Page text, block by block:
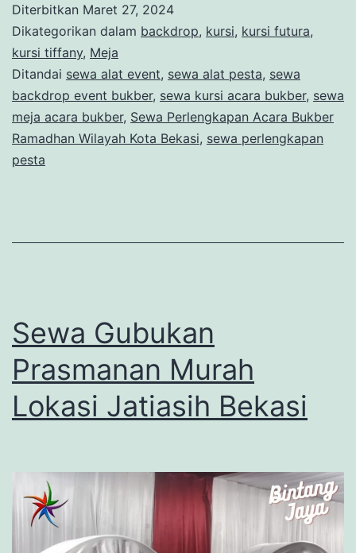
Bukber
Ramadhan
Wilayah
Kota
Bekasi
Diterbitkan Maret 27, 2024
Dikategorikan dalam backdrop, kursi, kursi futura,
kursi tiffany, Meja
Ditandai sewa alat event, sewa alat pesta, sewa
backdrop event bukber, sewa kursi acara bukber, sewa
meja acara bukber, Sewa Perlengkapan Acara Bukber
Ramadhan Wilayah Kota Bekasi, sewa perlengkapan
pesta
Sewa Gubukan
Prasmanan Murah
Lokasi Jatiasih Bekasi